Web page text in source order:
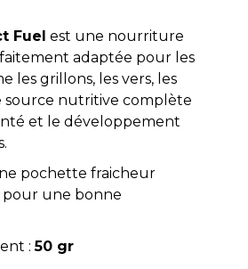
Fuel est une nourriture
adaptée pour les
les grillons, les vers, les
source nutritive complète
et le développement
pochette fraicheur
une bonne
:50 gr